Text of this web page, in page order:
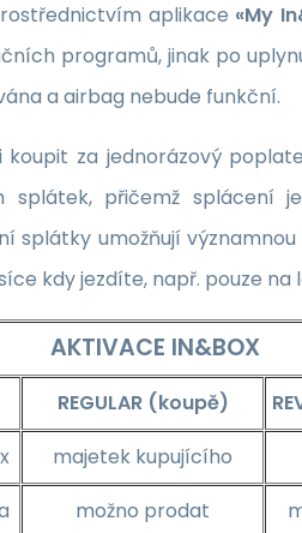
aplikace «My
programů, jinak po
a airbag nebude funkční.
koupit za jednorázový
přičemž splácení
splátky umožňují
kdy jezdíte, např. pouze na
AKTIVACE IN&BOX
REGULAR (koupě)
majetek kupujícího
možno prodat